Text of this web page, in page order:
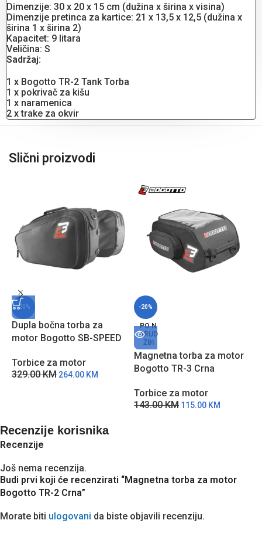
Dimenzije: 30 x 20 x 15 cm (dužina x širina x visina)
Dimenzije pretinca za kartice: 21 x 13,5 x 12,5 (dužina x
širina 1 x širina 2)
Kapacitet: 9 litara
Veličina: S
Sadržaj:
1 x Bogotto TR-2 Tank Torba
1 x pokrivač za kišu
1 x naramenica
2 x trake za okvir
Slični proizvodi
-20%
Dupla bočna torba za
motor Bogotto SB-SPEED
Torbice za motor
329.00KM 264.00 KM
-20%
PO N
ARUD
ŽBI
Magnetna torba za motor
Bogotto TR-3 Crna
Torbice za motor
143.00KM 115.00 KM
Recenzije korisnika
Recenzije
Još nema recenzija.
Budi prvi koji će recenzirati “Magnetna torba za motor
Bogotto TR-2 Crna”
Morate biti ulogovani da biste objavili recenziju.